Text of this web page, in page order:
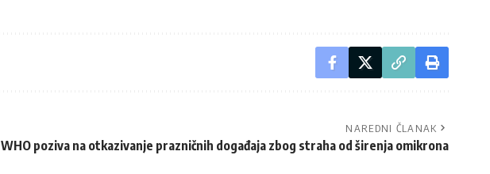
NAREDNI ČLANAK
WHO poziva na otkazivanje prazničnih događaja zbog straha od širenja omikrona